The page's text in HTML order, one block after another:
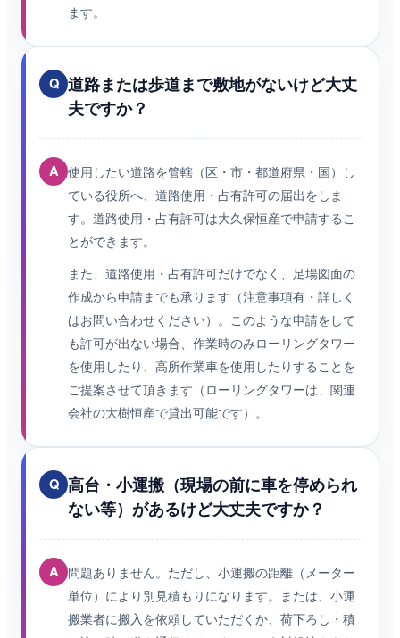
ます。
Q 道路または歩道まで敷地がないけど大丈
夫ですか？
A 使用したい道路を管轄（区・市・都道府県・国）し
ている役所へ、道路使用・占有許可の届出をしま
す。道路使用・占有許可は大久保恒産で申請するこ
とができます。
また、道路使用・占有許可だけでなく、足場図面の
作成から申請までも承ります（注意事項有・詳しく
はお問い合わせください）。このような申請をして
も許可が出ない場合、作業時のみローリングタワー
を使用したり、高所作業車を使用したりすることを
ご提案させて頂きます（ローリングタワーは、関連
会社の大樹恒産で貸出可能です）。
Q 高台・小運搬（現場の前に車を停められ
ない等）があるけど大丈夫ですか？
A 問題ありません。ただし、小運搬の距離（メーター
単位）により別見積もりになります。または、小運
搬業者に搬入を依頼していただくか、荷下ろし・積